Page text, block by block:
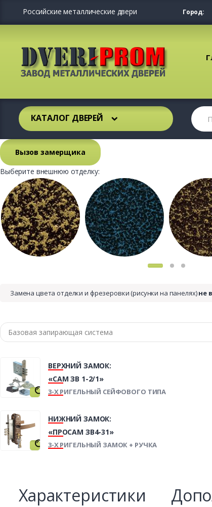
Российские металлические двери Город:
КАТАЛОГ ДВЕРЕЙ
Вызов замерщика
Выберите внешнюю отделку:
Замена цвета отделки и фрезеровки (рисунки на панелях)не
ВЕРХНИЙ ЗАМОК:
«САМ ЗВ 1-2/1»
3-Х РИГЕЛЬНЫЙ СЕЙФОВОГО ТИПА
НИЖНИЙ ЗАМОК:
«ПРОСАМ ЗВ4-31»
3-Х РИГЕЛЬНЫЙ ЗАМОК + РУЧКА
Характеристики